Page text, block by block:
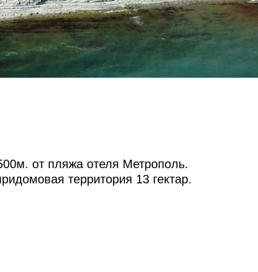
от пляжа отеля Метрополь.
территория 13 гектар.